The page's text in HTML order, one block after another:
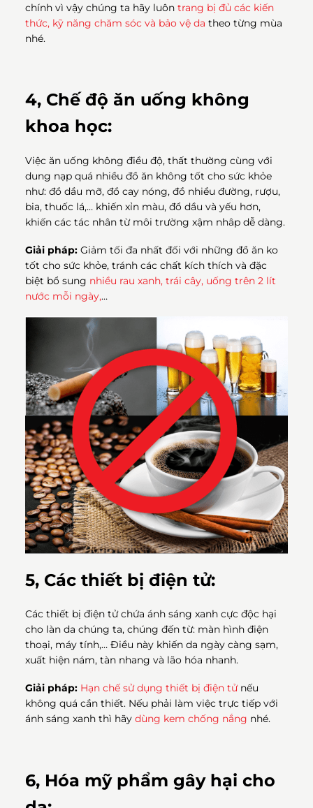
chính vì vậy chúng ta hãy luôntrang bị đủ các kiến
thức, kỹ năng chăm sóc và bảo vệ da theo từng mùa
nhé.
4, Chế độ ăn uống không
khoa học:
Việc ăn uống không điều độ, thất thường cùng với
dung nạp quá nhiều đồ ăn không tốt cho sức khỏe
như: đồ dầu mỡ, đồ cay nóng, đồ nhiều đường, rượu,
bia, thuốc lá,… khiến xỉn màu, đổ dầu và yếu hơn,
khiến các tác nhân từ môi trường xậm nhâp dễ dàng.
Giải pháp: Giảm tối đa nhất đối với những đồ ăn ko
tốt cho sức khỏe, tránh các chất kích thích và đặc
biệt bổ sung nhiều rau xanh, trái cây, uống trên 2 lít
nước mỗi ngày,…
5, Các thiết bị điện tử:
Các thiết bị điện tử chứa ánh sáng xanh cực độc hại
cho làn da chúng ta, chúng đến từ: màn hình điện
thoại, máy tính,… Điều này khiến da ngày càng sạm,
xuất hiện nám, tàn nhang và lão hóa nhanh.
Giải pháp: Hạn chế sử dụng thiết bị điện tửnếu
không quá cần thiết. Nếu phải làm việc trực tiếp với
ánh sáng xanh thì hãydùng kem chống nắng nhé.
6, Hóa mỹ phẩm gây hại cho